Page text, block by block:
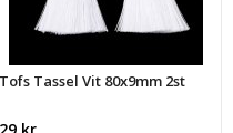
Tofs Tassel Vit 80x9mm 2st